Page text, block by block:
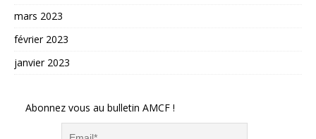
mars 2023
février 2023
janvier 2023
Abonnez vous au bulletin AMCF !